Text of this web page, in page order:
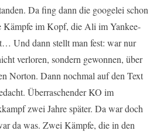
Da fing dann die googelei schon
Kämpfe im Kopf, die Ali im Yankee-
Und dann stellt man fest: war nur
verloren, sondern gewonnen, über
Norton. Dann nochmal auf den Text
Überraschender KO im
zwei Jahre später. Da war doch
da was. Zwei Kämpfe, die in den